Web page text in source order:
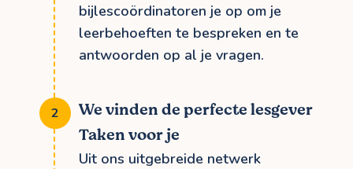
bijlescoördinatoren je op om je
leerbehoeften te bespreken en te
antwoorden op al je vragen.
We vinden de perfecte lesgever
Taken voor je
Uit ons uitgebreide netwerk